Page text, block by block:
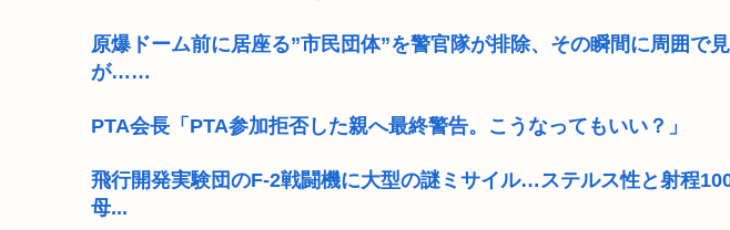
原爆ドーム前に居座る”市民団体”を警官隊が排除、その瞬間に周囲で
が……
PTA会長「PTA参加拒否した親へ最終警告。こうなってもいい？」
飛行開発実験団のF-2戦闘機に大型の謎ミサイル…ステルス性と射程
母...